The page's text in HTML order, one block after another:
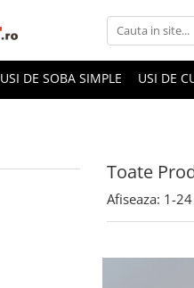
USI DE SOBA SIMPLE USI DE
Toate
Afiseaza: 1-24